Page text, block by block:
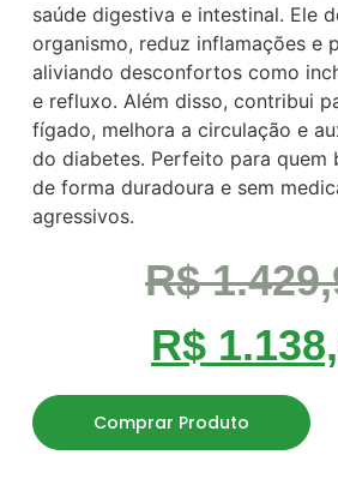
saúde digestiva e intestinal. Ele
organismo, reduz inflamações e
aliviando desconfortos como
e refluxo. Além disso, contribui
fígado, melhora a circulação e
do diabetes. Perfeito para quem
de forma duradoura e sem
agressivos.
R$
R$
Comprar Produto